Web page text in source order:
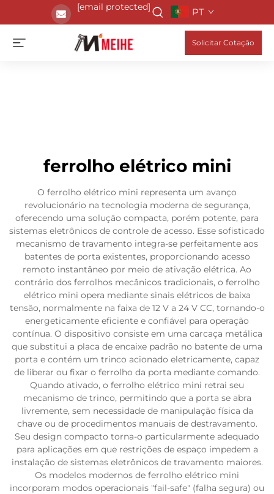
[email protected] PT
Solicitar Cotação
ferrolho elétrico mini
O ferrolho elétrico mini representa um avanço
revolucionário na tecnologia moderna de segurança,
oferecendo uma solução compacta, porém potente, para
sistemas eletrônicos de controle de acesso. Esse sofisticado
mecanismo de travamento integra-se perfeitamente aos
batentes de porta existentes, proporcionando acesso
remoto instantâneo por meio de ativação elétrica. Ao
contrário dos ferrolhos mecânicos tradicionais, o ferrolho
elétrico mini opera mediante sinais elétricos de baixa
tensão, normalmente na faixa de 12 V a 24 V CC, tornando-o
energeticamente eficiente e confiável para operação
contínua. O dispositivo consiste em uma carcaça metálica
que substitui a placa de encaixe padrão no batente de uma
porta e contém um trinco acionado eletricamente, capaz
de liberar ou fixar o ferrolho da porta mediante comando.
Quando ativado, o ferrolho elétrico mini retrai seu
mecanismo de trinco, permitindo que a porta se abra
livremente, sem necessidade de manipulação física da
chave ou de procedimentos manuais de destravamento.
Seu design compacto torna-o particularmente adequado
para aplicações em que restrições de espaço impedem a
instalação de sistemas eletrônicos de travamento maiores.
Os modelos modernos de ferrolho elétrico mini
incorporam modos operacionais "fail-safe" (falha segura) ou